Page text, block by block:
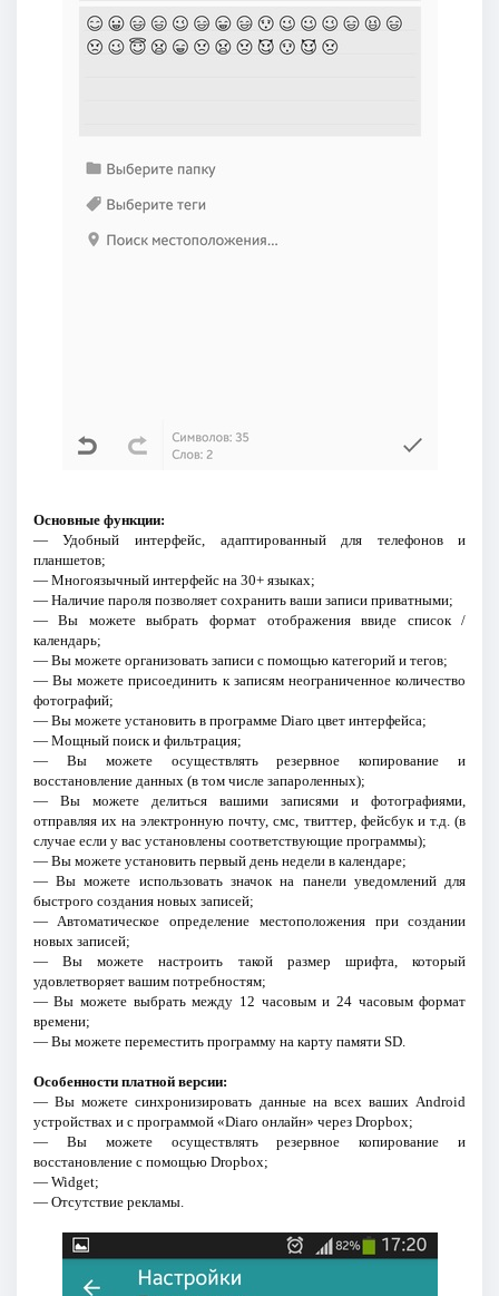
Основные функции:
— Удобный интерфейс, адаптированный для телефонов и
планшетов;
— Многоязычный интерфейс на 30+ языках;
— Наличие пароля позволяет сохранить ваши записи приватными;
— Вы можете выбрать формат отображения ввиде список /
календарь;
— Вы можете организовать записи с помощью категорий и тегов;
— Вы можете присоединить к записям неограниченное количество
фотографий;
— Вы можете установить в программе Diaro цвет интерфейса;
— Мощный поиск и фильтрация;
— Вы можете осуществлять резервное копирование и
восстановление данных (в том числе запароленных);
— Вы можете делиться вашими записями и фотографиями,
отправляя их на электронную почту, смс, твиттер, фейсбук и т.д. (в
случае если у вас установлены соответствующие программы);
— Вы можете установить первый день недели в календаре;
— Вы можете использовать значок на панели уведомлений для
быстрого создания новых записей;
— Автоматическое определение местоположения при создании
новых записей;
— Вы можете настроить такой размер шрифта, который
удовлетворяет вашим потребностям;
— Вы можете выбрать между 12 часовым и 24 часовым формат
времени;
— Вы можете переместить программу на карту памяти SD.
Особенности платной версии:
— Вы можете синхронизировать данные на всех ваших Android
устройствах и с программой «Diaro онлайн» через Dropbox;
— Вы можете осуществлять резервное копирование и
восстановление с помощью Dropbox;
— Widget;
— Отсутствие рекламы.